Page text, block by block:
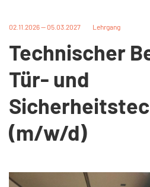
02.11.2026 — 05.03.2027 Lehrgang
Technischer
Tür- und
(m/w/d)